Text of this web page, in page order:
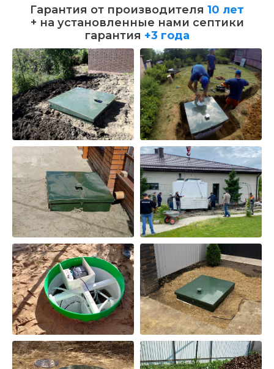
Гарантия от производителя 10 лет
+ на установленные нами септики
гарантия +3 года